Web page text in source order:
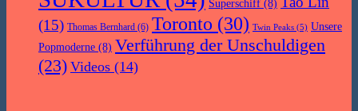
Superschiff (8)
(15) Thomas Bernhard (6) Toronto (30) Twin Peaks (5) Unsere
Popmoderne (8) Verführung der Unschuldigen
(23) Videos (14)